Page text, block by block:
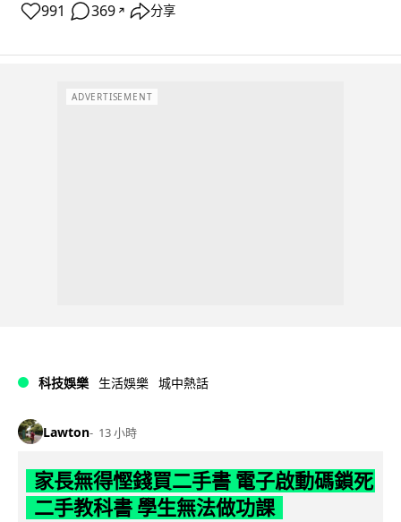
991 369 ↗ 分享
ADVERTISEMENT
科技娛樂 生活娛樂 城中熱話
Lawton 13 小時
家長無得慳錢買二手書 電子啟動碼鎖死
二手教科書 學生無法做功課